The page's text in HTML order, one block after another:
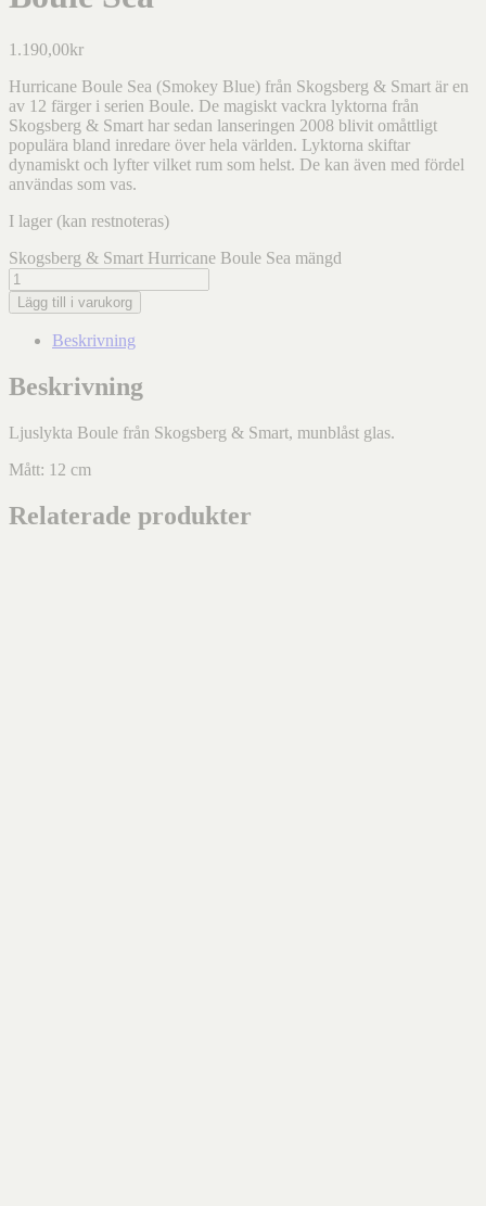
1.190,00kr
Hurricane Boule Sea (Smokey Blue) från Skogsberg & Smart är en
av 12 färger i serien Boule. De magiskt vackra lyktorna från
Skogsberg & Smart har sedan lanseringen 2008 blivit omåttligt
populära bland inredare över hela världen. Lyktorna skiftar
dynamiskt och lyfter vilket rum som helst. De kan även med fördel
användas som vas.
I lager (kan restnoteras)
Skogsberg & Smart Hurricane Boule Sea mängd
Lägg till i varukorg
Beskrivning
Beskrivning
Ljuslykta Boule från Skogsberg & Smart, munblåst glas.
Mått: 12 cm
Relaterade produkter